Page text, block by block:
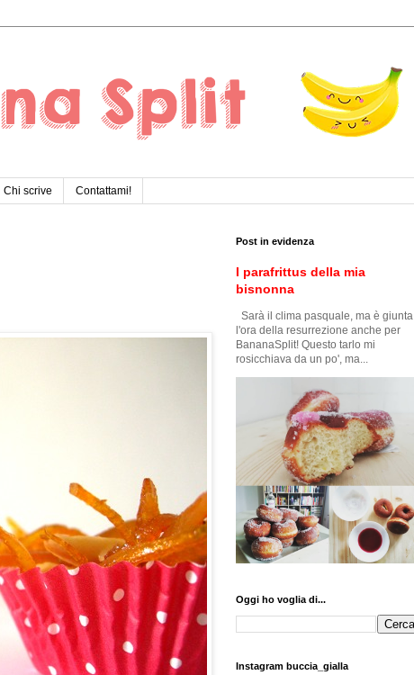
Chi scrive Contattami!
Post in evidenza
I parafrittus della mia
bisnonna
Sarà il clima pasquale, ma è giunta
l'ora della resurrezione anche per
BananaSplit! Questo tarlo mi
rosicchiava da un po', ma...
Oggi ho voglia di...
Instagram buccia_gialla